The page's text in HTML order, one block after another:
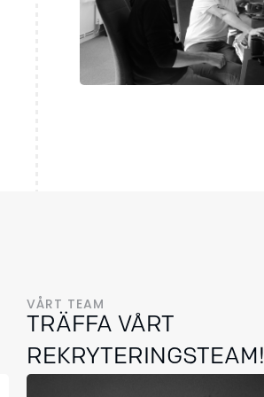
VÅRT TEAM
TRÄFFA VÅRT
REKRYTERINGSTEAM!